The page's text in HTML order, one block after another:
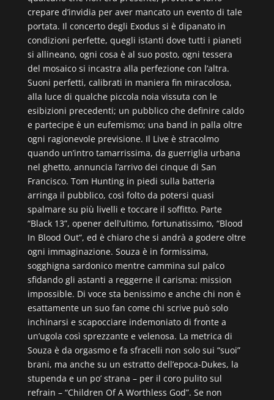
crepare d’invidia per aver mancato un evento di tale
portata. Il concerto degli Exodus si è dipanato in
condizioni perfette, quegli istanti dove tutti i pianeti
si allineano, ogni cosa è al suo posto, ogni tessera
del mosaico si incastra alla perfezione con l’altra.
Suoni perfetti, calibrati in maniera fin miracolosa,
alla luce di qualche piccola noia vissuta con le
esibizioni precedenti; un pubblico che definire caldo
e partecipe è un eufemismo; una band in palla oltre
ogni ragionevole previsione. Il Live è stracolmo
quando un’intro tamarrissima, da guerriglia urbana
nel ghetto, annuncia l’arrivo dei cinque di San
Francisco. Tom Hunting in piedi sulla batteria
arringa il pubblico, così folto da potersi quasi
spalmare su più livelli e toccare il soffitto. Parte
“Black 13”, opener dell’ultimo, fortunatissimo, “Blood
In Blood Out”, ed è chiaro che si andrà a godere oltre
ogni immaginazione. Souza è in formissima,
sogghigna sardonico mentre cammina sul palco
sfidando gli astanti a reggerne il carisma: mission
impossible. Di voce sta benissimo e anche chi non è
esattamente un suo fan come chi scrive può solo
inchinarsi e scapocciare indemoniato di fronte a
un’ugola così sprezzante e velenosa. La metrica di
Souza è da orgasmo e fa sfracelli non solo sui “suoi”
brani, ma anche su un estratto dell’epoca-Dukes, la
stupenda e un po’ strana – per il coro pulito sul
refrain – “Children Of A Worthless God”. Se non